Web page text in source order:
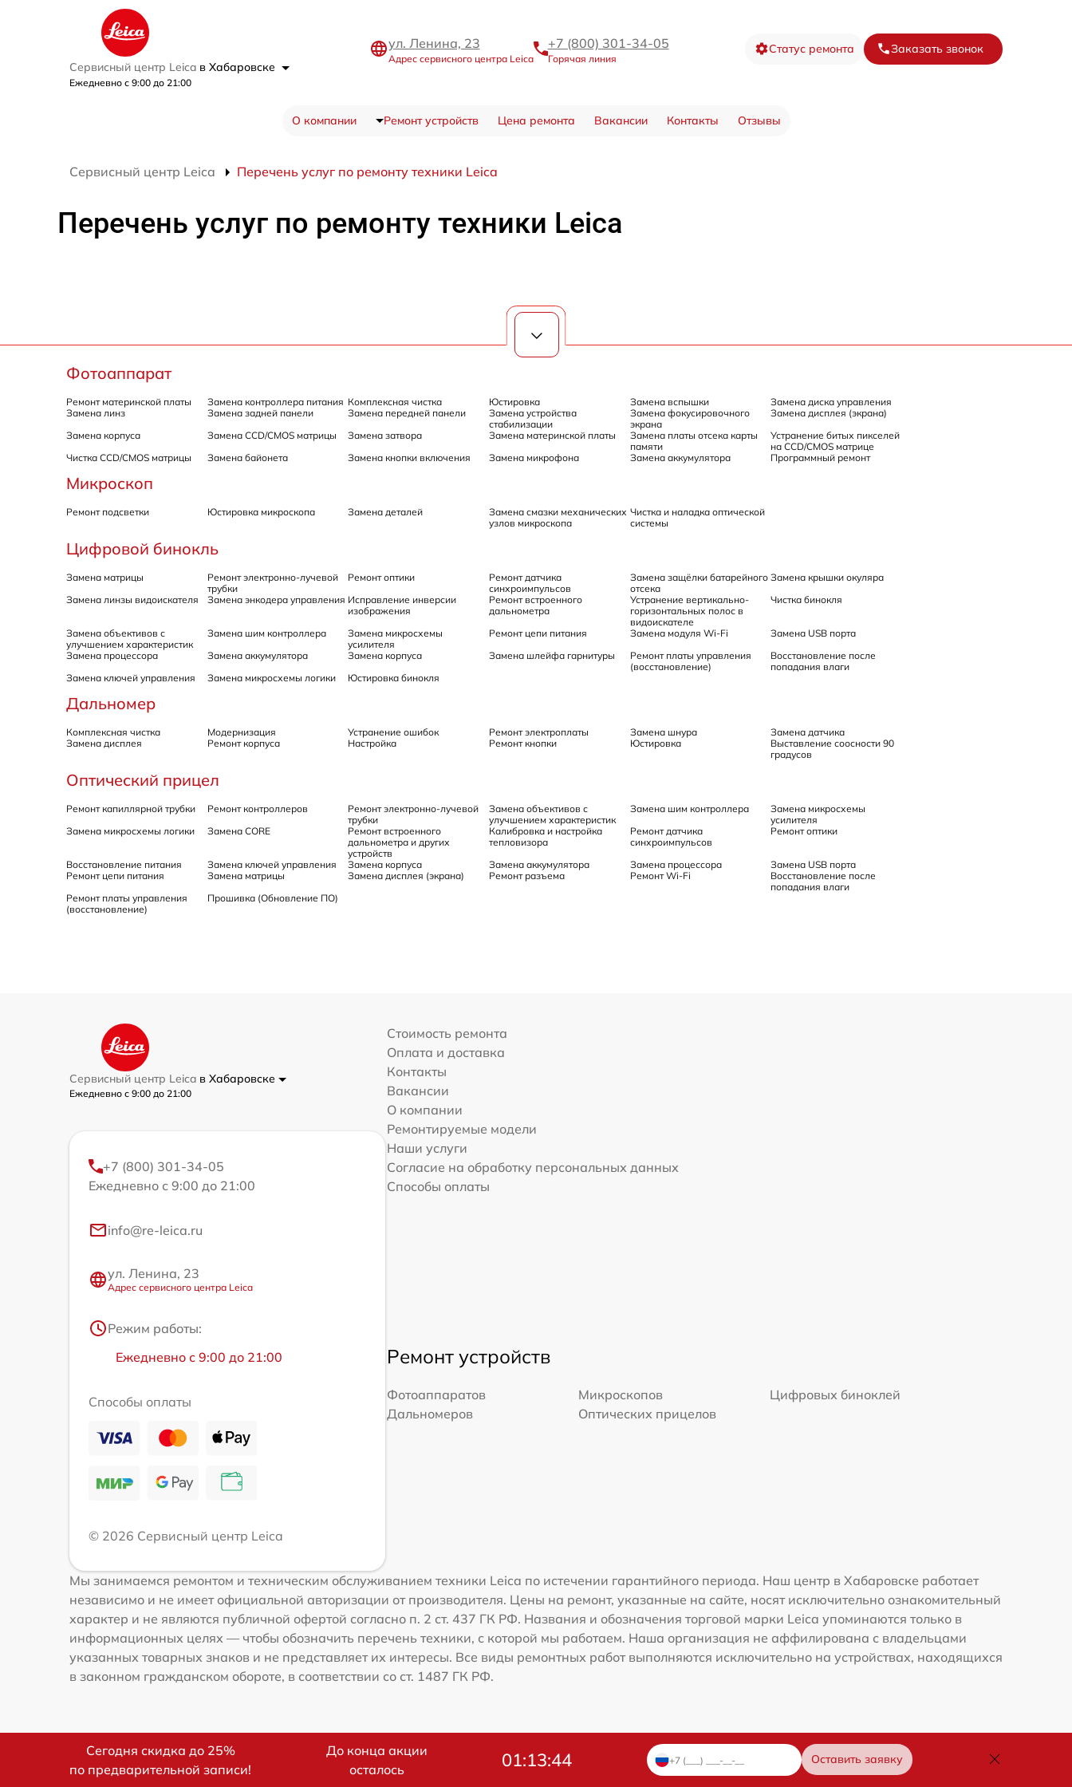
Сервисный центр Leica в Хабаровске
Ежедневно с 9:00 до 21:00
ул. Ленина, 23
Адрес сервисного центра Leica
+7 (800) 301-34-05
Горячая линия
Статус ремонта Заказать звонок
О компании Ремонт устройств Цена ремонта Вакансии Контакты Отзывы
Сервисный центр Leica Перечень услуг по ремонту техники Leica
Перечень услуг по ремонту техники Leica
Фотоаппарат
Ремонт материнской платы Замена контроллера питания Комплексная чистка Юстировка Замена вспышки
Замена диска управления
Замена линз
Замена задней панели Замена передней панели
Замена устройства
стабилизации
Замена фокусировочного
экрана
Замена дисплея (экрана)
Замена корпуса
Замена CCD/CMOS матрицы Замена затвора Замена материнской платы
Замена платы отсека карты
памяти
Устранение битых пикселей
на CCD/CMOS матрице
Чистка CCD/CMOS матрицы
Замена байонета Замена кнопки включения Замена микрофона Замена аккумулятора Программный ремонт
Микроскоп
Ремонт подсветки Юстировка микроскопа Замена деталей
Замена смазки механических
узлов микроскопа
Чистка и наладка оптической
системы
Цифровой бинокль
Замена матрицы
Ремонт электронно-лучевой
трубки
Ремонт оптики
Ремонт датчика
синхроимпульсов
Замена защёлки батарейного
отсека
Замена крышки окуляра
Замена линзы видоискателя
Замена энкодера управления Исправление инверсии
изображения
Ремонт встроенного
дальнометра
Устранение вертикально-
горизонтальных полос в
видоискателе
Чистка бинокля
Замена объективов с
улучшением характеристик
Замена шим контроллера
Замена микросхемы
усилителя
Ремонт цепи питания Замена модуля Wi-Fi
Замена USB порта
Замена процессора
Замена аккумулятора Замена корпуса Замена шлейфа гарнитуры
Ремонт платы управления
(восстановление)
Восстановление после
попадания влаги
Замена ключей управления
Замена микросхемы логики Юстировка бинокля
Дальномер
Комплексная чистка Модернизация Устранение ошибок Ремонт электроплаты Замена шнура
Замена датчика
Замена дисплея
Ремонт корпуса Настройка Ремонт кнопки Юстировка
Выставление соосности 90
градусов
Оптический прицел
Ремонт капиллярной трубки Ремонт контроллеров
Ремонт электронно-лучевой
трубки
Замена объективов с
улучшением характеристик
Замена шим контроллера
Замена микросхемы
усилителя
Замена микросхемы логики
Замена CORE
Ремонт встроенного
дальнометра и других
устройств
Калибровка и настройка
тепловизора
Ремонт датчика
синхроимпульсов
Ремонт оптики
Восстановление питания Замена ключей управления Замена корпуса Замена аккумулятора Замена процессора
Замена USB порта
Ремонт цепи питания
Замена матрицы Замена дисплея (экрана) Ремонт разъема Ремонт Wi-Fi
Восстановление после
попадания влаги
Ремонт платы управления
(восстановление)
Прошивка (Обновление ПО)
Сервисный центр Leica в Хабаровске
Ежедневно с 9:00 до 21:00
+7 (800) 301-34-05
Ежедневно с 9:00 до 21:00
info@re-leica.ru
ул. Ленина, 23
Адрес сервисного центра Leica
Режим работы:
Ежедневно с 9:00 до 21:00
Способы оплаты
© 2026 Сервисный центр Leica
Стоимость ремонта
Оплата и доставка
Контакты
Вакансии
О компании
Ремонтируемые модели
Наши услуги
Согласие на обработку персональных данных
Способы оплаты
Ремонт устройств
Фотоаппаратов Микроскопов
Цифровых биноклей
Дальномеров
Оптических прицелов
Мы занимаемся ремонтом и техническим обслуживанием техники Leica по истечении гарантийного периода. Наш центр в Хабаровске работает
независимо и не имеет официальной авторизации от производителя. Цены на ремонт, указанные на сайте, носят исключительно ознакомительный
характер и не являются публичной офертой согласно п. 2 ст. 437 ГК РФ. Названия и обозначения торговой марки Leica упоминаются только в
информационных целях — чтобы обозначить перечень техники, с которой мы работаем. Наша организация не аффилирована с владельцами
указанных товарных знаков и не представляет их интересы. Все виды ремонтных работ выполняются исключительно на устройствах, находящихся
в законном гражданском обороте, в соответствии со ст. 1487 ГК РФ.
Сегодня скидка до 25%
по предварительной записи!
До конца акции
осталось
01:13:43 Оставить заявку